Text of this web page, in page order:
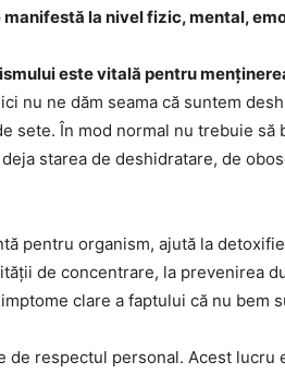
la nivel fizic, mental,
este vitală pentru
nu ne dăm seama că suntem
sete. În mod normal nu trebuie să
starea de deshidratare, de
pentru organism, ajută la
de concentrare, la prevenirea
clare a faptului că nu bem
de respectul personal. Acest lucru